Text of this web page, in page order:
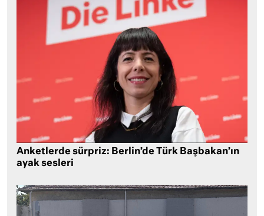
Anketlerde sürpriz: Berlin’de Türk Başbakan’ın
ayak sesleri